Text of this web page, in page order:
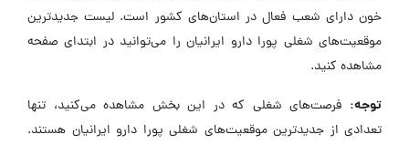
خون دارای شعب فعال در استان‌های کشور است. لیست جدیدترین
موقعیت‌های شغلی پورا دارو ایرانیان را می‌توانید در ابتدای صفحه
مشاهده کنید.
توجه: فرصت‌های شغلی که در این بخش مشاهده می‌کنید، تنها
تعدادی از جدیدترین موقعیت‌های شغلی پورا دارو ایرانیان هستند.